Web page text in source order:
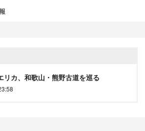
リカ、和歌山・熊野古道を巡る